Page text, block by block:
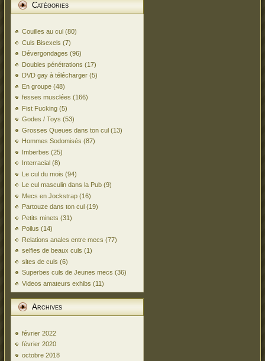
Catégories
Couilles au cul (80)
Culs Bisexels (7)
Dévergondages (96)
Doubles pénétrations (17)
DVD gay à télécharger (5)
En groupe (48)
fesses musclées (166)
Fist Fucking (5)
Godes / Toys (53)
Grosses Queues dans ton cul (13)
Hommes Sodomisés (87)
Imberbes (25)
Interracial (8)
Le cul du mois (94)
Le cul masculin dans la Pub (9)
Mecs en Jockstrap (16)
Partouze dans ton cul (19)
Petits minets (31)
Poilus (14)
Relations anales entre mecs (77)
selfies de beaux culs (1)
sites de culs (6)
Superbes culs de Jeunes mecs (36)
Videos amateurs exhibs (11)
Archives
février 2022
février 2020
octobre 2018